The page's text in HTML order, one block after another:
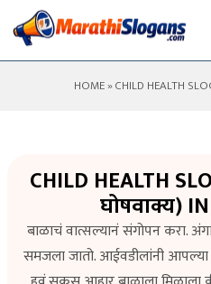
HOME» CHILD HEALTH
CHILD HEALTH
घोषवाक्य)
बाळाचं वात्सल्यानं संगोपन करा.
समजला जातो. आईवडीलांनी आपल्या